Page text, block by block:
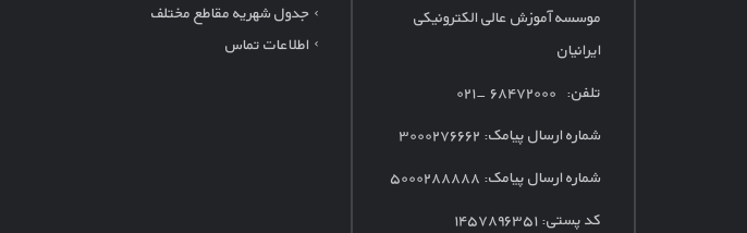
جدول شهریه مقاطع مختلف
اطلاعات تماس
موسسه آموزش عالی الکترونیکی
ایرانیان
تلفن: ۶۸۴۷۲۰۰۰ -۰۲۱
شماره ارسال پیامک: ۳۰۰۰۲۷۶۶۶۲
شماره ارسال پیامک: ۵۰۰۰۲۸۸۸۸۸
کد پستی: ۱۴۵۷۸۹۶۳۵۱